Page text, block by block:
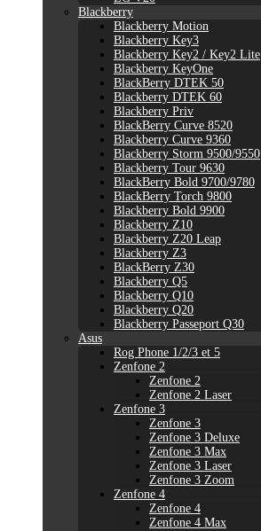
Blackberry
Blackberry Motion
Blackberry Key3
Blackberry Key2 / Key2 Lite
Blackberry KeyOne
BlackBerry DTEK 50
Blackberry DTEK 60
Blackberry Priv
BlackBerry Curve 8520
Blackberry Curve 9360
Blackberry Storm 9500/9550
Blackberry Tour 9630
BlackBerry Bold 9700/9780
BlackBerry Torch 9800
Blackberry Bold 9900
Blackberry Z10
Blackberry Z20 Leap
Blackberry Z3
BlackBerry Z30
Blackberry Q5
Blackberry Q10
Blackberry Q20
Blackberry Passeport Q30
Asus
Rog Phone 1/2/3 et 5
Zenfone 2
Zenfone 2
Zenfone 2 Laser
Zenfone 3
Zenfone 3
Zenfone 3 Deluxe
Zenfone 3 Max
Zenfone 3 Laser
Zenfone 3 Zoom
Zenfone 4
Zenfone 4
Zenfone 4 Max